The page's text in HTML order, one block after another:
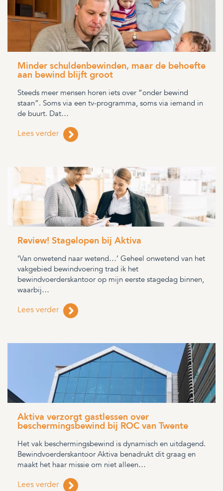
Minder schuldenbewinden, maar de behoefte
aan bewind blijft groot
Steeds meer mensen horen iets over “onder bewind
staan”. Soms via een tv-programma, soms via iemand in
de buurt. Dat…
Lees verder
Review! Stagelopen bij Aktiva
‘Van onwetend naar wetend…’ Geheel onwetend van het
vakgebied bewindvoering trad ik het
bewindvoerderskantoor op mijn eerste stagedag binnen,
waarbij…
Lees verder
Aktiva verzorgt gastlessen over
beschermingsbewind bij ROC van Twente
Het vak beschermingsbewind is dynamisch en uitdagend.
Bewindvoerderskantoor Aktiva benadrukt dit graag en
maakt het haar missie om niet alleen…
Lees verder